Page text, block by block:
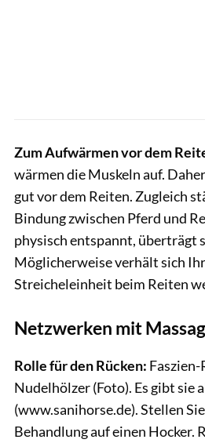
Zum Aufwärmen vor dem
wärmen die Muskeln auf.
gut vor dem Reiten. Zugleich
Bindung zwischen Pferd und
physisch entspannt, überträgt
Möglicherweise verhält sich
Streicheleinheit beim Reiten
Netzwerken mit
Rolle für den Rücken: Faszien-
Nudelhölzer (Foto). Es gibt sie
(www.sanihorse.de). Stellen
Behandlung auf einen Hocker.